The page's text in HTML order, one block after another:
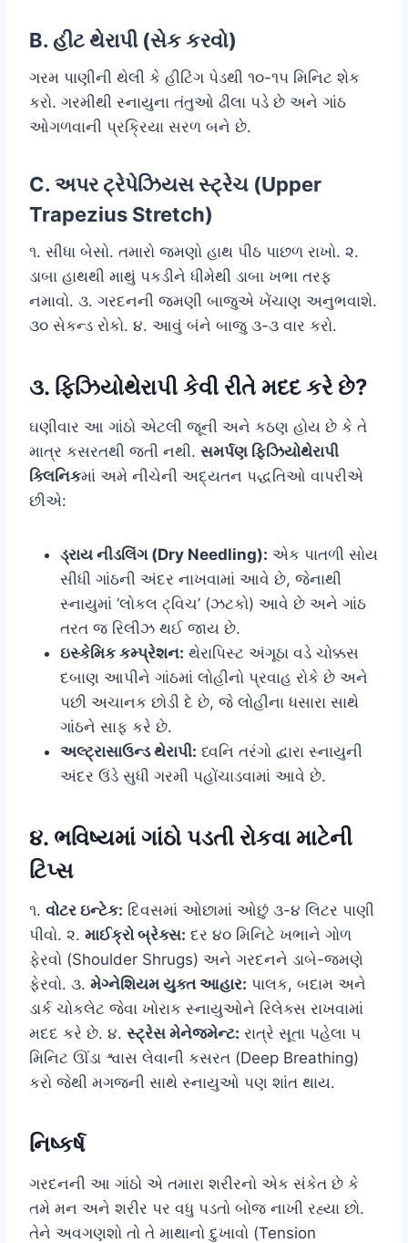
B. હીટ થેરાપી (સેક કરવો)
ગરમ પાણીની થેલી કે હીટિંગ પેડથી ૧૦-૧૫ મિનિટ શેક
કરો. ગરમીથી સ્નાયુના તંતુઓ ઢીલા પડે છે અને ગાંઠ
ઓગળવાની પ્રક્રિયા સરળ બને છે.
C. અપર ટ્રેપેઝિયસ સ્ટ્રેચ (Upper
Trapezius Stretch)
૧. સીધા બેસો. તમારો જમણો હાથ પીઠ પાછળ રાખો. ૨.
ડાબા હાથથી માથું પકડીને ધીમેથી ડાબા ખભા તરફ
નમાવો. ૩. ગરદનની જમણી બાજુએ ખેંચાણ અનુભવાશે.
૩૦ સેકન્ડ રોકો. ૪. આવું બંને બાજુ ૩-૩ વાર કરો.
૩. ફિઝિયોથેરાપી કેવી રીતે મદદ કરે છે?
ઘણીવાર આ ગાંઠો એટલી જૂની અને કઠણ હોય છે કે તે
માત્ર કસરતથી જતી નથી. સમર્પણ ફિઝિયોથેરાપી
ક્લિનિકમાં અમે નીચેની અદ્યતન પદ્ધતિઓ વાપરીએ
છીએ:
ડ્રાય નીડલિંગ (Dry Needling): એક પાતળી સોય
સીધી ગાંઠની અંદર નાખવામાં આવે છે, જેનાથી
સ્નાયુમાં ‘લોકલ ટ્વિચ’ (ઝટકો) આવે છે અને ગાંઠ
તરત જ રિલીઝ થઈ જાય છે.
ઇસ્કેમિક કમ્પ્રેશન: થેરાપિસ્ટ અંગૂઠા વડે ચોક્કસ
દબાણ આપીને ગાંઠમાં લોહીનો પ્રવાહ રોકે છે અને
પછી અચાનક છોડી દે છે, જે લોહીના ધસારા સાથે
ગાંઠને સાફ કરે છે.
અલ્ટ્રાસાઉન્ડ થેરાપી: ધ્વનિ તરંગો દ્વારા સ્નાયુની
અંદર ઉંડે સુધી ગરમી પહોંચાડવામાં આવે છે.
૪. ભવિષ્યમાં ગાંઠો પડતી રોકવા માટેની
ટિપ્સ
૧. વોટર ઇન્ટેક: દિવસમાં ઓછામાં ઓછું ૩-૪ લિટર પાણી
પીવો. ૨. માઈક્રો બ્રેક્સ: દર ૪૦ મિનિટે ખભાને ગોળ
ફેરવો (Shoulder Shrugs) અને ગરદનને ડાબે-જમણે
ફેરવો. ૩. મેગ્નેશિયમ યુક્ત આહાર: પાલક, બદામ અને
ડાર્ક ચોકલેટ જેવા ખોરાક સ્નાયુઓને રિલેક્સ રાખવામાં
મદદ કરે છે. ૪. સ્ટ્રેસ મેનેજમેન્ટ: રાત્રે સૂતા પહેલા ૫
મિનિટ ઊંડા શ્વાસ લેવાની કસરત (Deep Breathing)
કરો જેથી મગજની સાથે સ્નાયુઓ પણ શાંત થાય.
નિષ્કર્ષ
ગરદનની આ ગાંઠો એ તમારા શરીરનો એક સંકેત છે કે
તમે મન અને શરીર પર વધુ પડતો બોજ નાખી રહ્યા છો.
તેને અવગણશો તો તે માથાનો દુખાવો (Tension